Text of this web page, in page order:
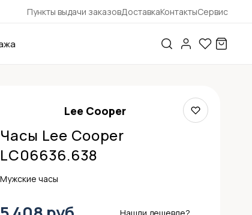
Пункты выдачи заказовДоставкаКонтактыСервис
Lee Cooper
Часы Lee Cooper
LC06636.638
Мужские часы